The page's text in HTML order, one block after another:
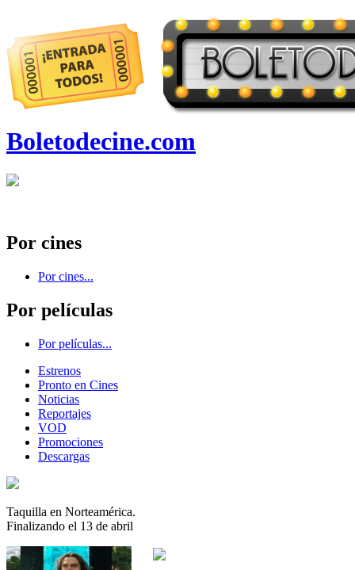
Boletodecine.com
Por cines
Por cines...
Por películas
Por películas...
Estrenos
Pronto en Cines
Noticias
Reportajes
VOD
Promociones
Descargas
Taquilla en Norteamérica.
Finalizando el 13 de abril